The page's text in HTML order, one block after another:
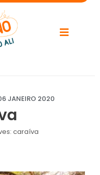
JANEIRO 2020
caraíva